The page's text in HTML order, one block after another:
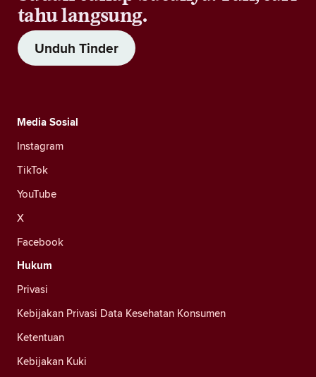
tahu langsung.
Unduh Tinder
Media Sosial
Instagram
TikTok
YouTube
X
Facebook
Hukum
Privasi
Kebijakan Privasi Data Kesehatan Konsumen
Ketentuan
Kebijakan Kuki